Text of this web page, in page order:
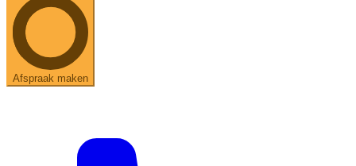
Afspraak maken